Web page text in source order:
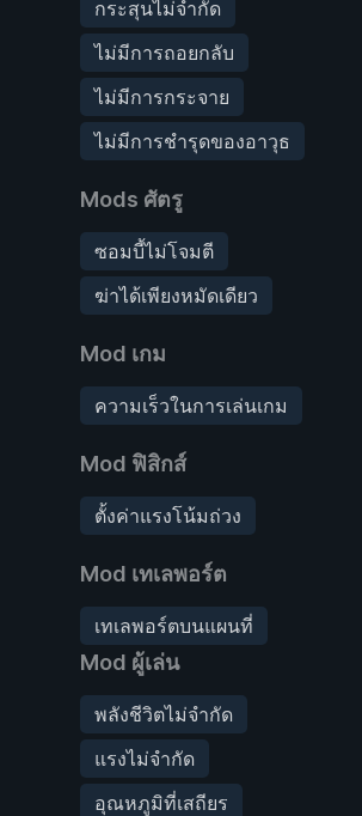
กระสุนไม่จำกัด
ไม่มีการถอยกลับ
ไม่มีการกระจาย
ไม่มีการชำรุดของอาวุธ
Mods ศัตรู
ซอมบี้ไม่โจมตี
ฆ่าได้เพียงหมัดเดียว
Mod เกม
ความเร็วในการเล่นเกม
Mod ฟิสิกส์
ตั้งค่าแรงโน้มถ่วง
Mod เทเลพอร์ต
เทเลพอร์ตบนแผนที่
Mod ผู้เล่น
พลังชีวิตไม่จำกัด
แรงไม่จำกัด
อุณหภูมิที่เสถียร